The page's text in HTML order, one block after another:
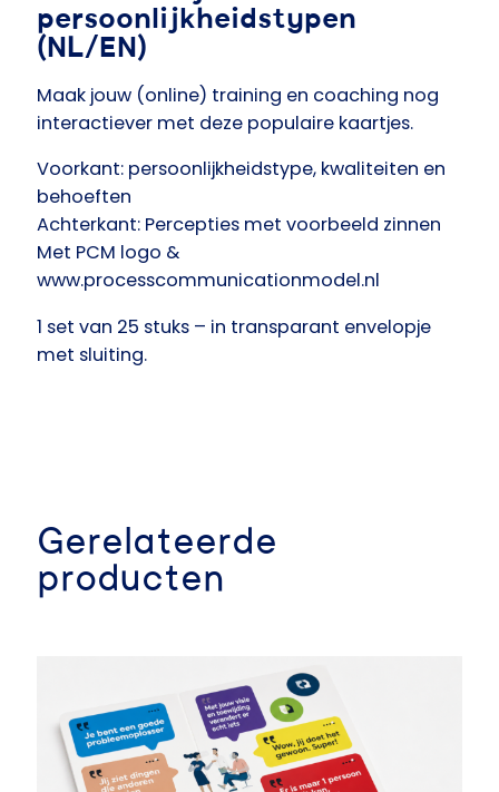
persoonlijkheidstypen
(NL/EN)
Maak jouw (online) training en coaching nog
interactiever met deze populaire kaartjes.​
Voorkant: persoonlijkheidstype, kwaliteiten en
behoeften​
Achterkant: Percepties met voorbeeld zinnen
Met PCM logo &
www.processcommunicationmodel.nl​
1 set van 25 stuks – in transparant envelopje
met sluiting.​
Gerelateerde
producten